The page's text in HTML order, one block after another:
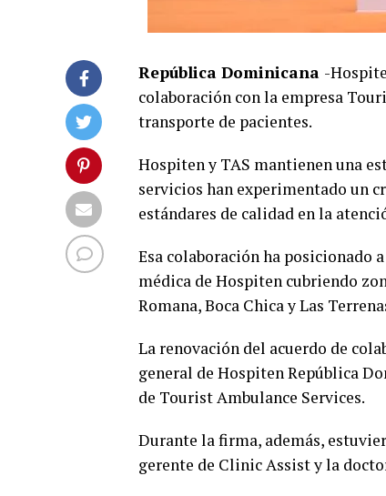
República Dominicana -
colaboración con la empresa
transporte de pacientes.
Hospiten y TAS mantienen una
servicios han experimentado un
estándares de calidad en la
Esa colaboración ha posicionado
médica de Hospiten cubriendo
Romana, Boca Chica y Las
La renovación del acuerdo de
general de Hospiten República
de Tourist Ambulance Services.
Durante la firma, además,
gerente de Clinic Assist y la